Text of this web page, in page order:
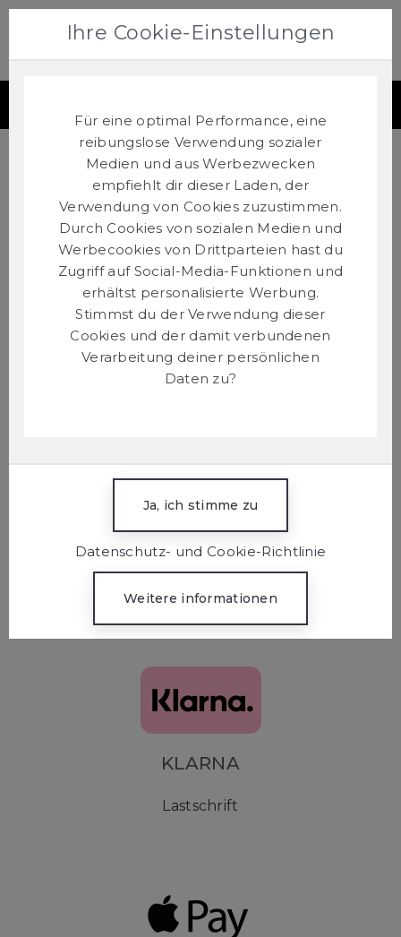
0
Zum wechseln des Lieferlandes bitte hier klicken!
ZAHLUNGSMÖGLICHKEITEN
Wir bieten die folgenden
Zahlungsmöglichkeiten:
KLARNA
Sofortüberweisung
KLARNA
Lastschrift
Ihre Cookie-Einstellungen
Für eine optimal Performance, eine
reibungslose Verwendung sozialer
Medien und aus Werbezwecken
empfiehlt dir dieser Laden, der
Verwendung von Cookies zuzustimmen.
Durch Cookies von sozialen Medien und
Werbecookies von Drittparteien hast du
Zugriff auf Social-Media-Funktionen und
erhältst personalisierte Werbung.
Stimmst du der Verwendung dieser
Cookies und der damit verbundenen
Verarbeitung deiner persönlichen
Daten zu?
Datenschutz- und Cookie-Richtlinie